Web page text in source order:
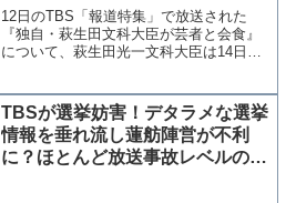
萩生田大臣が抗議
12日のTBS「報道特集」で放送された
『独自・萩生田文科大臣が芸者と会食』
について、萩生田光一文科大臣は14日、
王子市内の一般人や店舗側に取材した際
に、店の敷地内に侵入...
TBSが選挙妨害！デタラメな選挙
情報を垂れ流し蓮舫陣営が不利
に？ほとんど放送事故レベルの内